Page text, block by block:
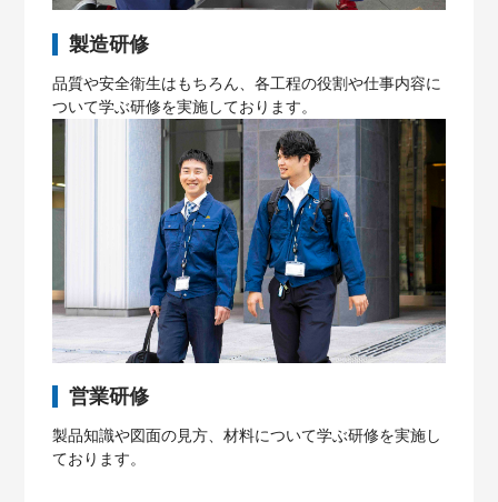
製造研修
品質や安全衛生はもちろん、各工程の役割や仕事内容に
ついて学ぶ研修を実施しております。
営業研修
製品知識や図面の見方、材料について学ぶ研修を実施し
ております。